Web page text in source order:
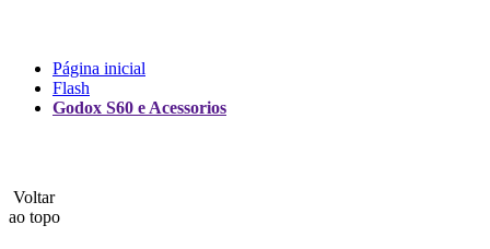
MAMEN
Página inicial
Flash
Godox S60 e Acessorios
Voltar
ao topo